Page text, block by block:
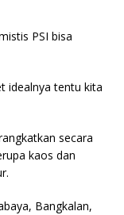
PSI bisa
idealnya tentu kita
secara
kaos dan
Bangkalan,